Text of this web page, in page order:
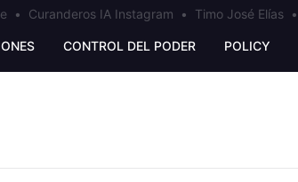
• Curanderos IA Instagram • Timo José Elías•
CONTROL DEL PODER POLICY